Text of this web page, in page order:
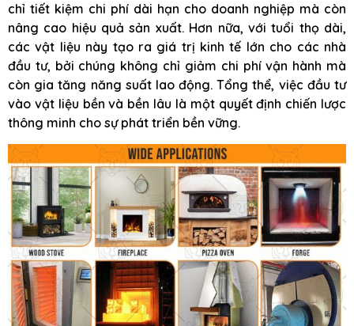
chỉ tiết kiệm chi phí dài hạn cho doanh nghiệp mà còn
nâng cao hiệu quả sản xuất. Hơn nữa, với tuổi thọ dài,
các vật liệu này tạo ra giá trị kinh tế lớn cho các nhà
đầu tư, bởi chúng không chỉ giảm chi phí vận hành mà
còn gia tăng năng suất lao động. Tổng thể, việc đầu tư
vào vật liệu bền và bền lâu là một quyết định chiến lược
thông minh cho sự phát triển bền vững.